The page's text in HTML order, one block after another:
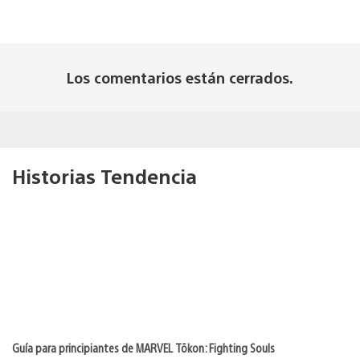
Los comentarios están cerrados.
Historias Tendencia
Guía para principiantes de MARVEL Tōkon: Fighting Souls